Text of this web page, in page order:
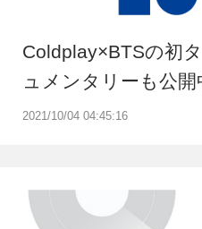
2021/10/04 04:45:16
Coldplay×BTSの初
ュメンタリーも公開